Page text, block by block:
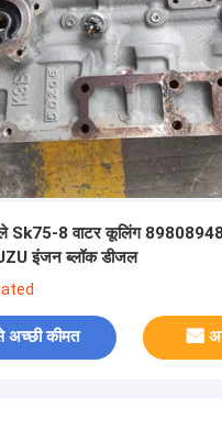
Sk75-8 वाटर कूलिंग
इंजन ब्लॉक डीजल
अच्छी कीमत